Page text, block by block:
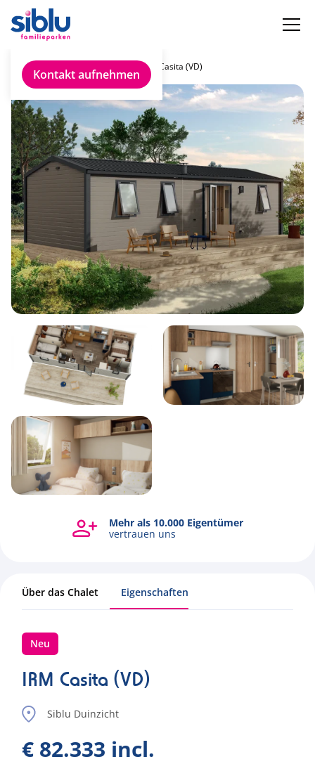
Kontakt aufnehmen
IRM Casita (VD)
6 1 3 35.4m2
Mehr als 10.000 Eigentümer
vertrauen uns
Über das Chalet Eigenschaften
Neu
IRM Casita (VD)
Siblu Duinzicht
€ 82.333 incl.